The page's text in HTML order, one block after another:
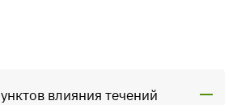
влияния течений